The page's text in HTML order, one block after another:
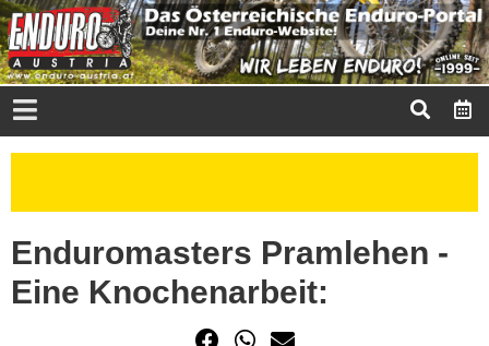
Enduromasters Pramlehen -
Eine Knochenarbeit: